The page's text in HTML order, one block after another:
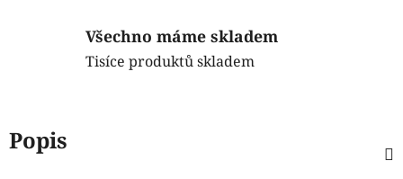
Všechno máme skladem
Tisíce produktů skladem
Popis